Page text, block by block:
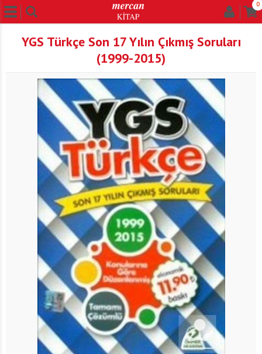
0
YGS Türkçe Son 17 Yılın Çıkmış Soruları
(1999-2015)